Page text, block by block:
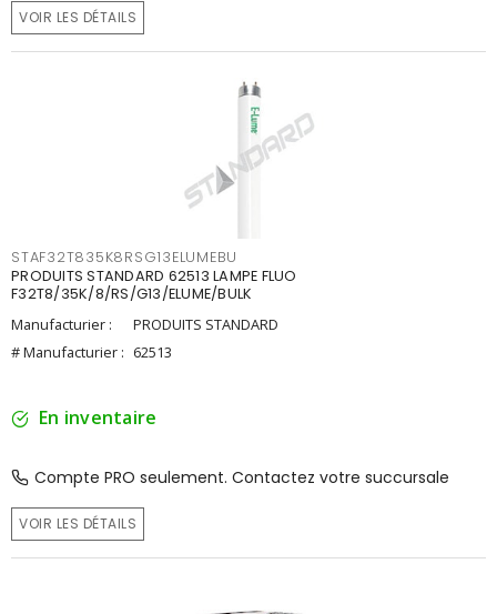
VOIR LES DÉTAILS
STAF32T835K8RSG13ELUMEBU
PRODUITS STANDARD 62513 LAMPE FLUO
F32T8/35K/8/RS/G13/ELUME/BULK
Manufacturier :
PRODUITS STANDARD
# Manufacturier : 62513
En inventaire
Compte PRO seulement. Contactez votre succursale
VOIR LES DÉTAILS